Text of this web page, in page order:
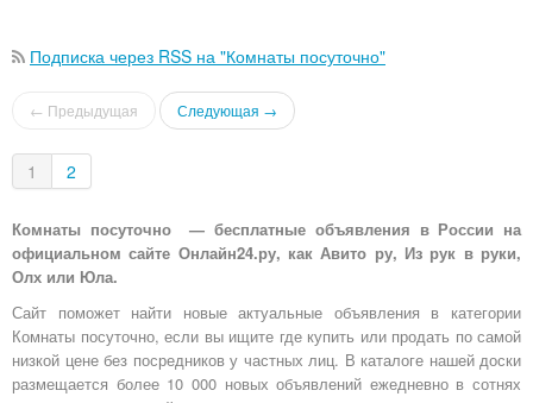
Подписка через RSS на "Комнаты посуточно"
← Предыдущая Следующая →
1 2
Комнаты посуточно — бесплатные объявления в России на
официальном сайте Онлайн24.ру, как Авито ру, Из рук в руки,
Олх или Юла.
Сайт поможет найти новые актуальные объявления в категории
Комнаты посуточно, если вы ищите где купить или продать по самой
низкой цене без посредников у частных лиц. В каталоге нашей доски
размещается более 10 000 новых объявлений ежедневно в сотнях